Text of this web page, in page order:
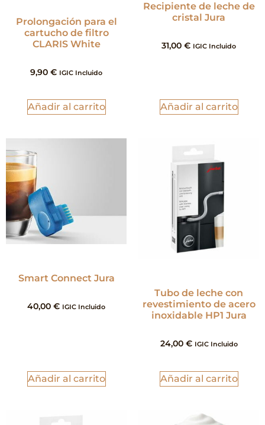
Prolongación para el
cartucho de filtro
CLARIS White
9,90 € IGIC Incluido
Añadir al carrito
Recipiente de leche de
cristal Jura
31,00 € IGIC Incluido
Añadir al carrito
Smart Connect Jura
40,00 € IGIC Incluido
Añadir al carrito
Tubo de leche con
revestimiento de acero
inoxidable HP1 Jura
24,00 € IGIC Incluido
Añadir al carrito